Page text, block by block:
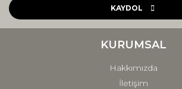
Ürün açıklamasında eksik bilgiler bulunuyor.
Ürün fiyatı diğer sitelerden daha pahalı.
KAYDOL
KURUMSAL
Hakkımızda
İletişim